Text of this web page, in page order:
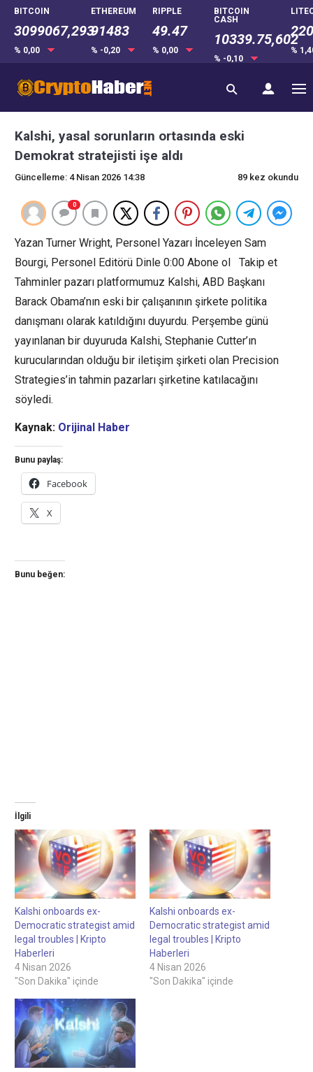
BITCOIN
3099067,293
% 0,00
ETHEREUM
91483
% -0,20
RIPPLE
49.47
% 0,00
BITCOIN
CASH
10339.75,602
% -0,10
%
Kalshi, yasal sorunların ortasında eski
Demokrat stratejisti işe aldı
Güncelleme: 4 Nisan 2026 14:38 89 kez okundu
0
Yazan Turner Wright, Personel Yazarı İnceleyen Sam
Bourgi, Personel Editörü Dinle 0:00 Abone ol Takip et
Tahminler pazarı platformumuz Kalshi, ABD Başkanı
Barack Obama’nın eski bir çalışanının şirkete politika
danışmanı olarak katıldığını duyurdu. Perşembe günü
yayınlanan bir duyuruda Kalshi, Stephanie Cutter’ın
kurucularından olduğu bir iletişim şirketi olan Precision
Strategies’in tahmin pazarları şirketine katılacağını
söyledi.
Kaynak: Orijinal Haber
Bunu paylaş:
Facebook
X
Bunu beğen:
İlgili
Kalshi onboards ex-
Democratic strategist amid
legal troubles | Kripto
Haberleri
4 Nisan 2026
"Son Dakika" içinde
Kalshi onboards ex-
Democratic strategist amid
legal troubles | Kripto
Haberleri
4 Nisan 2026
"Son Dakika" içinde